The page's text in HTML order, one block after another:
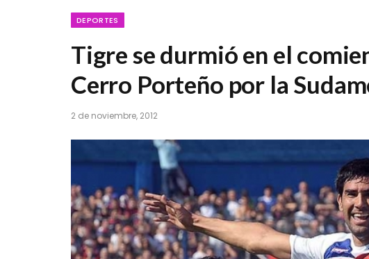
DEPORTES
Tigre se durmió en el
Cerro Porteño por la
2 de noviembre, 2012